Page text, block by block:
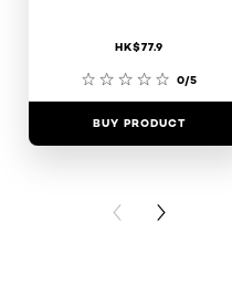
HK$77.9
0/5
BUY PRODUCT
PREVIOUS CARD
NEXT CARD